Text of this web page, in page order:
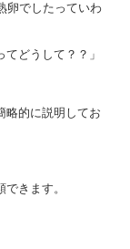
卵でしたっていわ
どうして？？」
略的に説明してお
きます。